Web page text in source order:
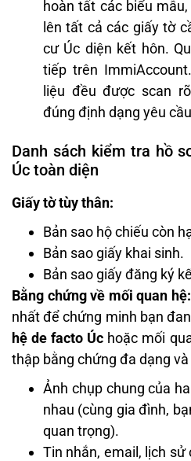
hoàn tất các biểu
lên tất cả các giấy tờ
cư Úc diện kết hôn.
tiếp trên
liệu đều được scan
đúng định dạng yêu
Danh sách kiểm tra hồ
Úc toàn diện
Giấy tờ tùy thân:
Bản sao hộ chiếu còn
Bản sao giấy khai sinh.
Bản sao giấy đăng ký
Bằng chứng về mối quan hệ:
nhất để chứng minh bạn
hệ de facto Úc hoặc mối
thập bằng chứng đa dạng
Ảnh chụp chung của
nhau (cùng gia đình,
quan trọng).
Tin nhắn, email, lịch